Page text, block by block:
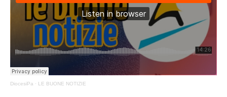
DiocesiPa · LE BUONE NOTIZIE